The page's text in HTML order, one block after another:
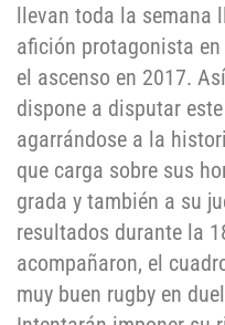
llevan toda la
afición protagonista
el ascenso en 2017.
dispone a disputar
agarrándose a la
que carga sobre sus
grada y también a su
resultados durante la
acompañaron, el
muy buen rugby en